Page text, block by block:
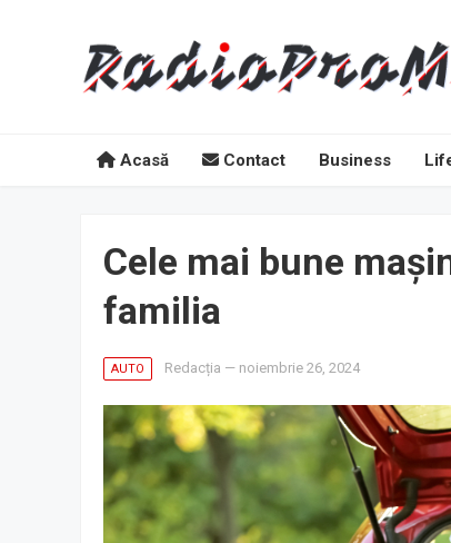
Acasă Contact Business
Cele mai bune
familia
AUTO Redacția — noiembrie 26, 2024